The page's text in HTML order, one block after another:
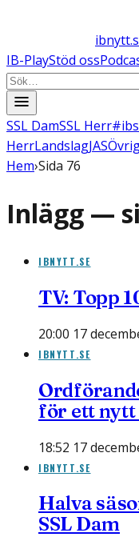
IB-PlayStöd oss
SSL DamSSL Herr
HerrLandslagJAS
Hem›Sida 76
Inlägg —
IBNYTT.SE
TV: Topp
20:00 17
IBNYTT.SE
för ett nytt
18:52 17
IBNYTT.SE
Halva
SSL Dam